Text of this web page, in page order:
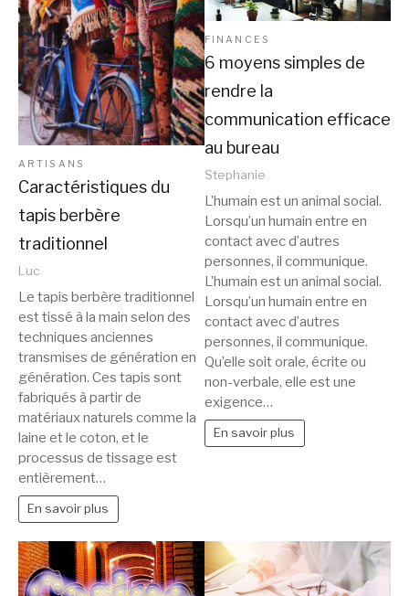
ARTISANS
Caractéristiques du
tapis berbère
traditionnel
Luc
Le tapis berbère traditionnel
est tissé à la main selon des
techniques anciennes
transmises de génération en
génération. Ces tapis sont
fabriqués à partir de
matériaux naturels comme la
laine et le coton, et le
processus de tissage est
entièrement…
En savoir plus
FINANCES
6 moyens simples de
rendre la
communication efficace
au bureau
Stephanie
L’humain est un animal social.
Lorsqu’un humain entre en
contact avec d’autres
personnes, il communique.
L’humain est un animal social.
Lorsqu’un humain entre en
contact avec d’autres
personnes, il communique.
Qu’elle soit orale, écrite ou
non-verbale, elle est une
exigence…
En savoir plus